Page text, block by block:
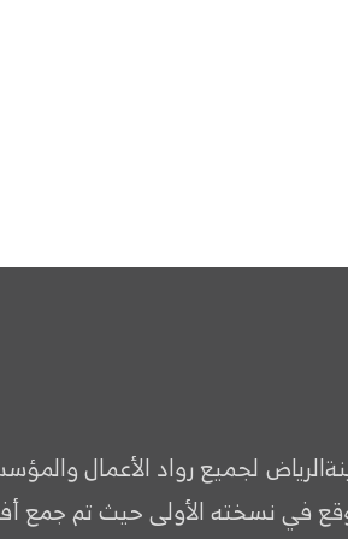
لجميع رواد الأعمال
في نسخته الأولى حيث تم جمع